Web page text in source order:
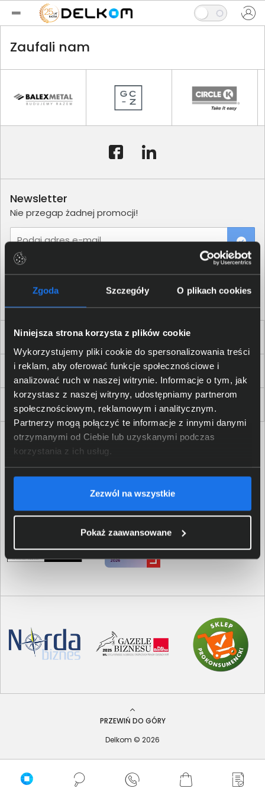
Zgoda Szczegóły O plikach cookies
Niniejsza strona korzysta z plików cookie
Wykorzystujemy pliki cookie do spersonalizowania treści
i reklam, aby oferować funkcje społecznościowe i
analizować ruch w naszej witrynie. Informacje o tym, jak
korzystasz z naszej witryny, udostępniamy partnerom
społecznościowym, reklamowym i analitycznym.
Partnerzy mogą połączyć te informacje z innymi danymi
otrzymanymi od Ciebie lub uzyskanymi podczas
korzystania z ich usług.
Zezwól na wszystkie
Pokaż zaawansowane
Zaufali nam
Dla Firm i Instytucji
Zakupy
Delkom 2000
Newsletter
Nie przegap żadnej promocji!
Podaj adres e-mail
PRZEWIŃ DO GÓRY
Delkom © 2026